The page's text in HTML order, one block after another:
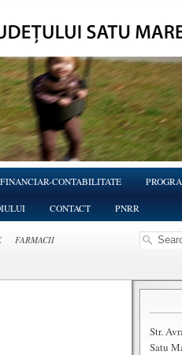
FINANCIAR-CONTABILITATE
CONTACT PNRR
FARMACII
Str.
Satu